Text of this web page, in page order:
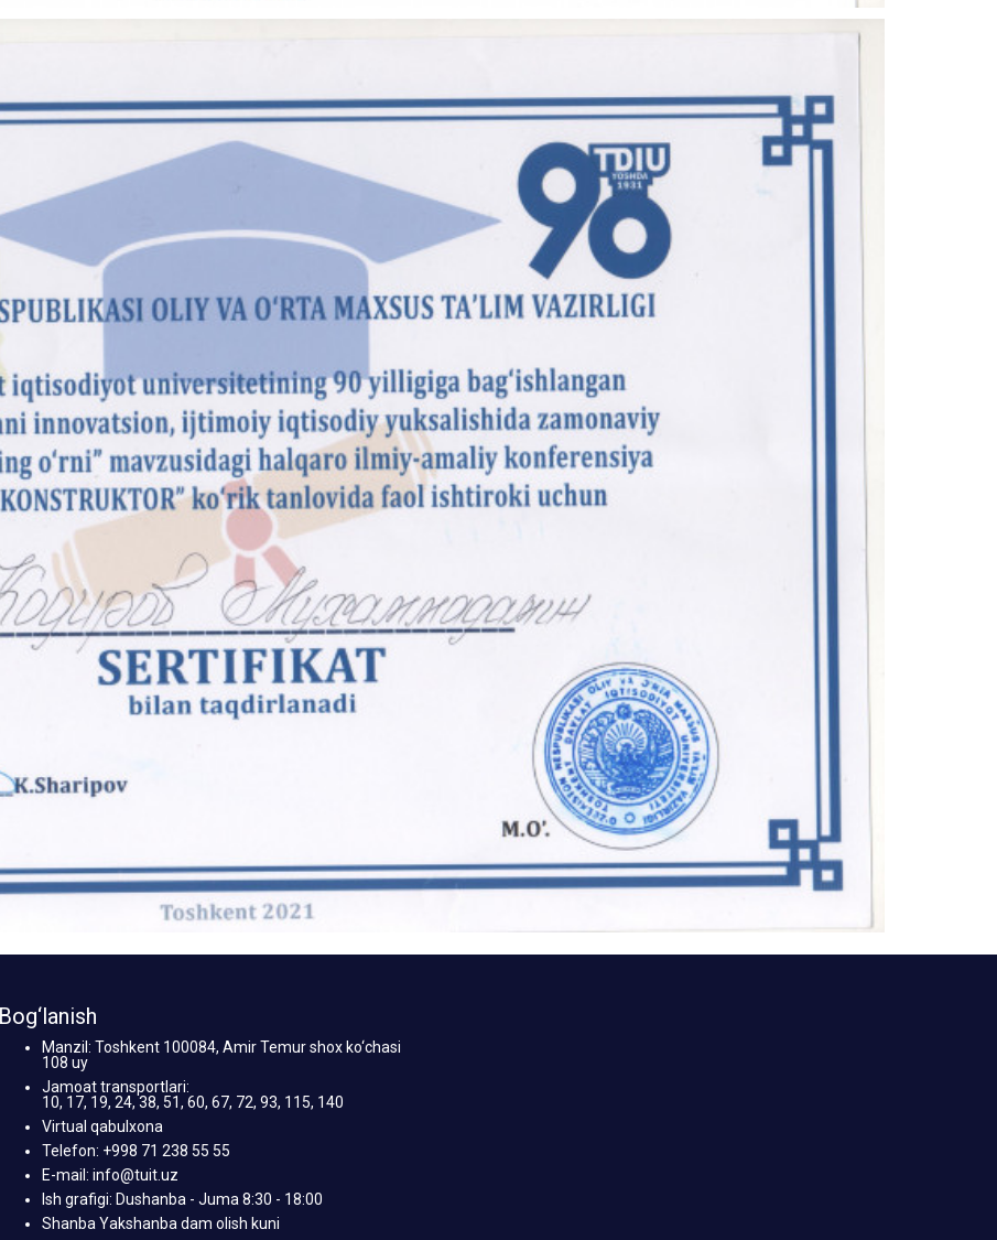
Bog‘lanish
Manzil: Toshkent 100084, Amir Temur shox ko‘chasi
108 uy
Jamoat transportlari:
10, 17, 19, 24, 38, 51, 60, 67, 72, 93, 115, 140
Virtual qabulxona
Telefon: +998 71 238 55 55
E-mail: info@tuit.uz
Ish grafigi: Dushanba - Juma 8:30 - 18:00
Shanba Yakshanba dam olish kuni